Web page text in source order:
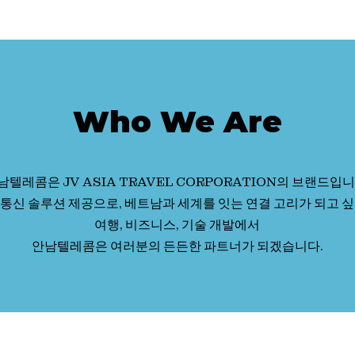
Who We Are
텔레콤은 JV ASIA TRAVEL CORPORATION의 브랜드입
신 솔루션 제공으로, 베트남과 세계를 잇는 연결 고리가 되고
여행, 비즈니스, 기술 개발에서
안남텔레콤은 여러분의 든든한 파트너가 되겠습니다.